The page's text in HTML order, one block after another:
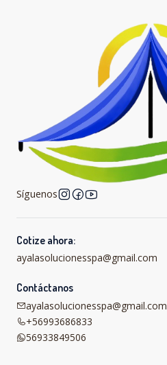
Síguenos
Cotize ahora:
ayalasolucionesspa@gmail.com
Contáctanos
ayalasolucionesspa@gmail.com
+56993686833
56933849506